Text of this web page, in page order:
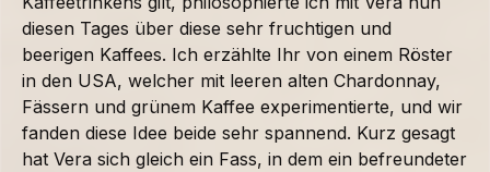
diesen Tages über diese sehr fruchtigen und
beerigen Kaffees. Ich erzählte Ihr von einem Röster
in den USA, welcher mit leeren alten Chardonnay,
Fässern und grünem Kaffee experimentierte, und wir
fanden diese Idee beide sehr spannend. Kurz gesagt
hat Vera sich gleich ein Fass, in dem ein befreundeter